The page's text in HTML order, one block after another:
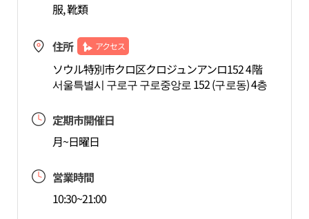
服, 靴類
住所 アクセス
ソウル特別市クロ区クロジュンアンロ152 4階
서울특별시 구로구 구로중앙로 152 (구로동) 4층
定期市開催日
月~日曜日
営業時間
10:30~21:00